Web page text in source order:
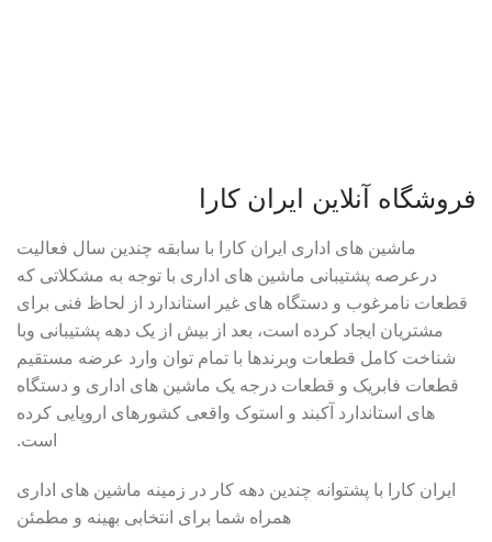
فروشگاه آنلاین ایران کارا
ماشین های اداری ایران کارا با سابقه چندین سال فعالیت
درعرصه پشتیبانی ماشین های اداری با توجه به مشکلاتی که
قطعات نامرغوب و دستگاه های غیر استاندارد از لحاظ فنی برای
مشتریان ایجاد کرده است، بعد از بیش از یک دهه پشتیبانی وبا
شناخت کامل قطعات وبرندها با تمام توان وارد عرضه مستقیم
قطعات فابریک و قطعات درجه یک ماشین های اداری و دستگاه
های استاندارد آکبند و استوک واقعی کشورهای اروپایی کرده
است.
ایران کارا با پشتوانه چندین دهه کار در زمینه ماشین های اداری
همراه شما برای انتخابی بهینه و مطمئن